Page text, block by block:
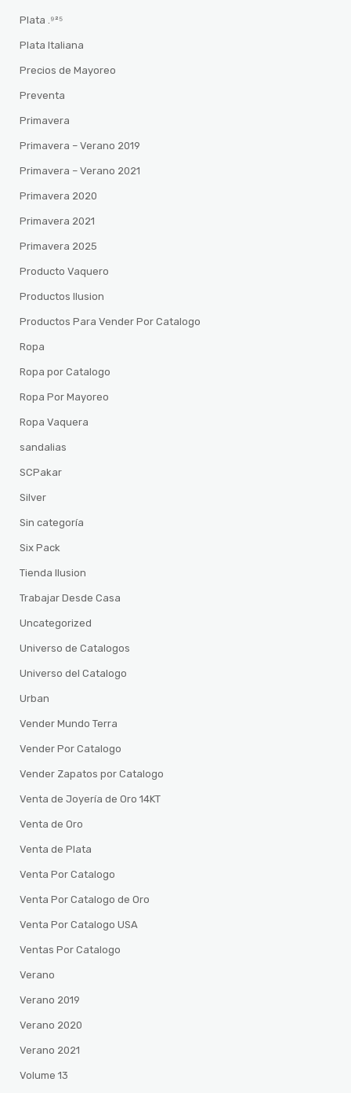
Plata .⁹²⁵
Plata Italiana
Precios de Mayoreo
Preventa
Primavera
Primavera – Verano 2019
Primavera – Verano 2021
Primavera 2020
Primavera 2021
Primavera 2025
Producto Vaquero
Productos Ilusion
Productos Para Vender Por Catalogo
Ropa
Ropa por Catalogo
Ropa Por Mayoreo
Ropa Vaquera
sandalias
SCPakar
Silver
Sin categoría
Six Pack
Tienda Ilusion
Trabajar Desde Casa
Uncategorized
Universo de Catalogos
Universo del Catalogo
Urban
Vender Mundo Terra
Vender Por Catalogo
Vender Zapatos por Catalogo
Venta de Joyería de Oro 14KT
Venta de Oro
Venta de Plata
Venta Por Catalogo
Venta Por Catalogo de Oro
Venta Por Catalogo USA
Ventas Por Catalogo
Verano
Verano 2019
Verano 2020
Verano 2021
Volume 13